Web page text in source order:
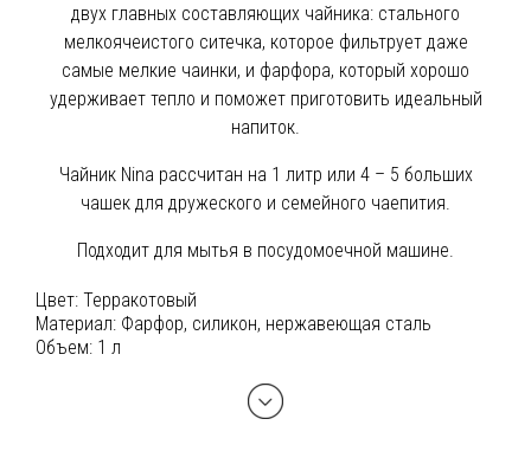
двух главных составляющих чайника: стального
мелкоячеистого ситечка, которое фильтрует даже
самые мелкие чаинки, и фарфора, который хорошо
удерживает тепло и поможет приготовить идеальный
напиток.
Чайник Nina рассчитан на 1 литр или 4 – 5 больших
чашек для дружеского и семейного чаепития.
Подходит для мытья в посудомоечной машине.
Цвет: Терракотовый
Материал: Фарфор, силикон, нержавеющая сталь
Объем: 1 л